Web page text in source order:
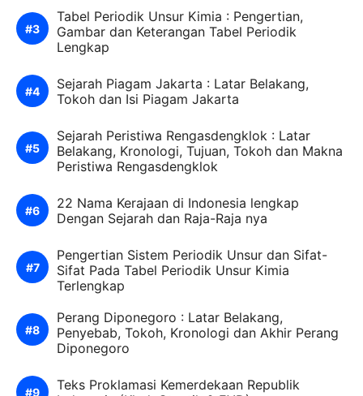
Tabel Periodik Unsur Kimia : Pengertian,
Gambar dan Keterangan Tabel Periodik
Lengkap
Sejarah Piagam Jakarta : Latar Belakang,
Tokoh dan Isi Piagam Jakarta
Sejarah Peristiwa Rengasdengklok : Latar
Belakang, Kronologi, Tujuan, Tokoh dan Makna
Peristiwa Rengasdengklok
22 Nama Kerajaan di Indonesia lengkap
Dengan Sejarah dan Raja-Raja nya
Pengertian Sistem Periodik Unsur dan Sifat-
Sifat Pada Tabel Periodik Unsur Kimia
Terlengkap
Perang Diponegoro : Latar Belakang,
Penyebab, Tokoh, Kronologi dan Akhir Perang
Diponegoro
Teks Proklamasi Kemerdekaan Republik